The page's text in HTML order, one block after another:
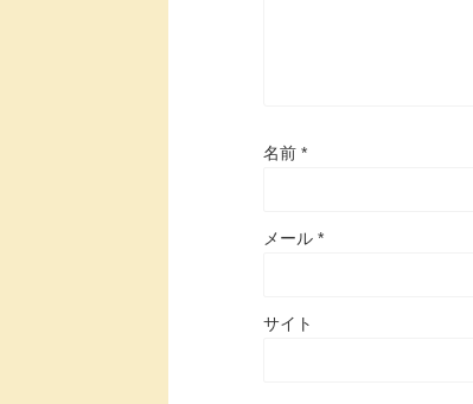
名前 *
メール *
サイト